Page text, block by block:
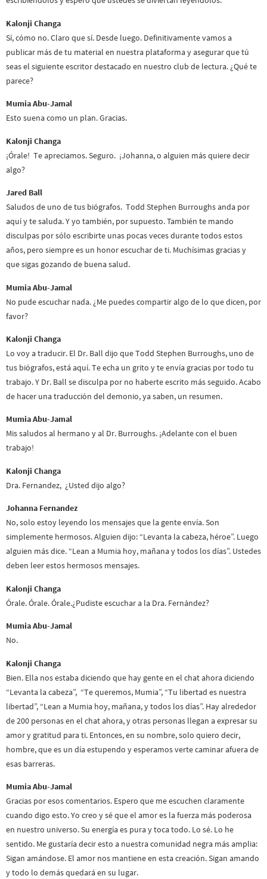
Kalonji Changa
Sí, cómo no. Claro que sí. Desde luego. Definitivamente vamos a
publicar más de tu material en nuestra plataforma y asegurar que tú
seas el siguiente escritor destacado en nuestro club de lectura. ¿Qué te
parece?
Mumia Abu-Jamal
Esto suena como un plan. Gracias.
Kalonji Changa
¡Órale! Te apreciamos. Seguro. ¡Johanna, o alguien más quiere decir
algo?
Jared Ball
Saludos de uno de tus biógrafos. Todd Stephen Burroughs anda por
aquí y te saluda. Y yo también, por supuesto. También te mando
disculpas por sólo escribirte unas pocas veces durante todos estos
años, pero siempre es un honor escuchar de ti. Muchísimas gracias y
que sigas gozando de buena salud.
Mumia Abu-Jamal
No pude escuchar nada. ¿Me puedes compartir algo de lo que dicen, por
favor?
Kalonji Changa
Lo voy a traducir. El Dr. Ball dijo que Todd Stephen Burroughs, uno de
tus biógrafos, está aquí. Te echa un grito y te envía gracias por todo tu
trabajo. Y Dr. Ball se disculpa por no haberte escrito más seguido. Acabo
de hacer una traducción del demonio, ya saben, un resumen.
Mumia Abu-Jamal
Mis saludos al hermano y al Dr. Burroughs. ¡Adelante con el buen
trabajo!
Kalonji Changa
Dra. Fernandez, ¿Usted dijo algo?
Johanna Fernandez
No, solo estoy leyendo los mensajes que la gente envía. Son
simplemente hermosos. Alguien dijo: “Levanta la cabeza, héroe”. Luego
alguien más dice. “Lean a Mumia hoy, mañana y todos los días”. Ustedes
deben leer estos hermosos mensajes.
Kalonji Changa
Órale. Órale. Órale.¿Pudiste escuchar a la Dra. Fernández?
Mumia Abu-Jamal
No.
Kalonji Changa
Bien. Ella nos estaba diciendo que hay gente en el chat ahora diciendo
“Levanta la cabeza”, “Te queremos, Mumia”, “Tu libertad es nuestra
libertad”, “Lean a Mumia hoy, mañana, y todos los días”. Hay alrededor
de 200 personas en el chat ahora, y otras personas llegan a expresar su
amor y gratitud para ti. Entonces, en su nombre, solo quiero decir,
hombre, que es un día estupendo y esperamos verte caminar afuera de
esas barreras.
Mumia Abu-Jamal
Gracias por esos comentarios. Espero que me escuchen claramente
cuando digo esto. Yo creo y sé que el amor es la fuerza más poderosa
en nuestro universo. Su energía es pura y toca todo. Lo sé. Lo he
sentido. Me gustaría decir esto a nuestra comunidad negra más amplia:
Sigan amándose. El amor nos mantiene en esta creación. Sigan amando
y todo lo demás quedará en su lugar.